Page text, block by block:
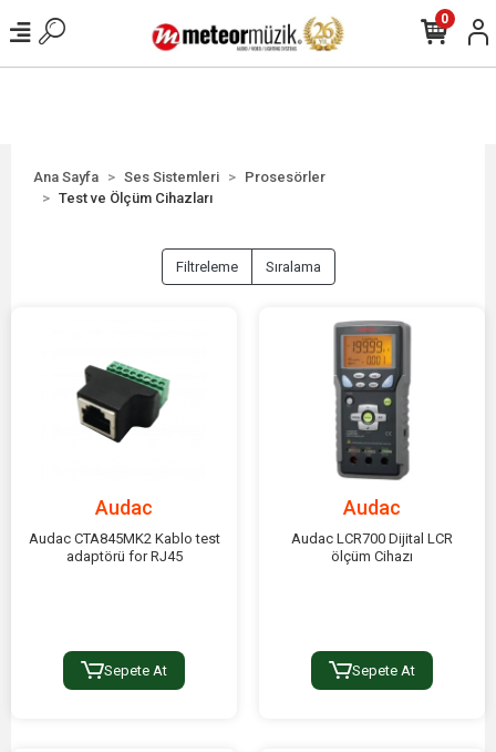
0
Ana Sayfa Ses Sistemleri
Prosesörler
Test ve Ölçüm Cihazları
Filtreleme Sıralama
Audac
Audac CTA845MK2 Kablo test
adaptörü for RJ45
Sepete At
Audac
Audac LCR700 Dijital LCR
ölçüm Cihazı
Sepete At